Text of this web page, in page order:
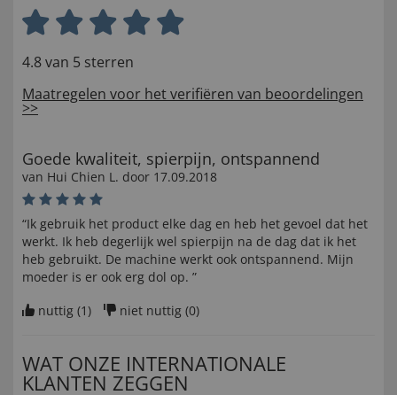
4.8 van 5 sterren
Maatregelen voor het verifiëren van beoordelingen
>>
Goede kwaliteit, spierpijn, ontspannend
van Hui Chien L. door 17.09.2018
“Ik gebruik het product elke dag en heb het gevoel dat het
werkt. Ik heb degerlijk wel spierpijn na de dag dat ik het
heb gebruikt. De machine werkt ook ontspannend. Mijn
moeder is er ook erg dol op. ”
nuttig (1) niet nuttig (0)
WAT ONZE INTERNATIONALE
KLANTEN ZEGGEN